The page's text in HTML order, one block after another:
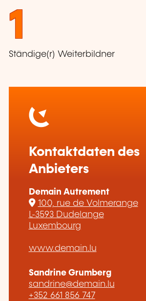
1
Ständige(r) Weiterbildner
Kontaktdaten des
Anbieters
Demain Autrement
100, rue de Volmerange
L-3593 Dudelange
Luxembourg
www.demain.lu
Sandrine Grumberg
sandrine@demain.lu
+352 661 856 747